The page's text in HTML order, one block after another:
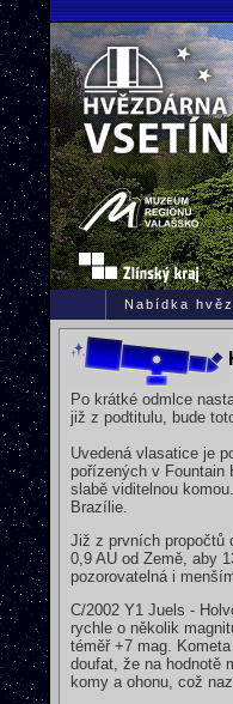
Nabídka
Po krátké odmlce
již z podtitulu, bude
Uvedená vlasatice je
pořízených v Fountain
slabě viditelnou
Brazílie.
Již z prvních propočtů
0,9 AU od Země, aby
pozorovatelná i
C/2002 Y1 Juels -
rychle o několik
téměř +7 mag.
doufat, že na hodnotě
komy a ohonu, což